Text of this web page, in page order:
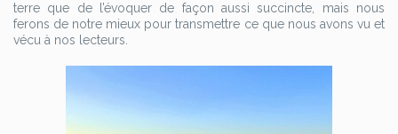
terre que de l’évoquer de façon aussi succincte, mais nous
ferons de notre mieux pour transmettre ce que nous avons vu et
vécu à nos lecteurs.